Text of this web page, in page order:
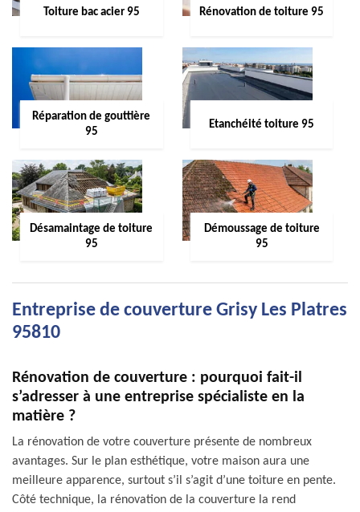
Toiture bac acier 95 Rénovation de toiture 95
Réparation de gouttière
95
Etanchéité toiture 95
Désamaintage de toiture
95
Démoussage de toiture
95
Entreprise de couverture Grisy Les Platres
95810
Rénovation de couverture : pourquoi fait-il
s’adresser à une entreprise spécialiste en la
matière ?
La rénovation de votre couverture présente de nombreux
avantages. Sur le plan esthétique, votre maison aura une
meilleure apparence, surtout s’il s’agit d’une toiture en pente.
Côté technique, la rénovation de la couverture la rend